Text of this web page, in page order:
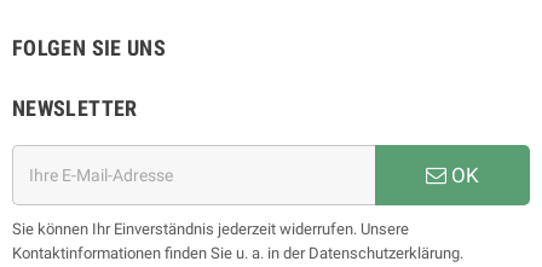
FOLGEN SIE UNS
NEWSLETTER
OK
Sie können Ihr Einverständnis jederzeit widerrufen. Unsere
Kontaktinformationen finden Sie u. a. in der Datenschutzerklärung.